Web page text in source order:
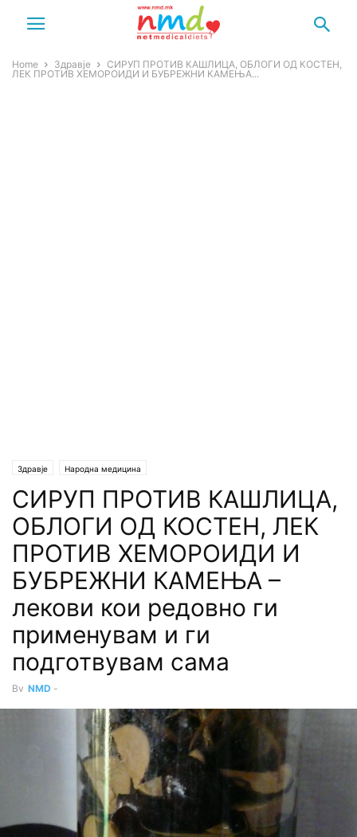
Home Здравје
СИРУП ПРОТИВ КАШЛИЦА, ОБЛОГИ ОД КОСТЕН,
ЛЕК ПРОТИВ ХЕМОРОИДИ И БУБРЕЖНИ КАМЕЊА...
Здравје Народна медицина
СИРУП ПРОТИВ КАШЛИЦА,
ОБЛОГИ ОД КОСТЕН, ЛЕК
ПРОТИВ ХЕМОРОИДИ И
БУБРЕЖНИ КАМЕЊА –
лекови кои редовно ги
применувам и ги
подготвувам сама
By NMD -